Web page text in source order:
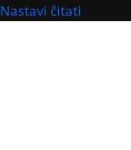
Nastavi čitati